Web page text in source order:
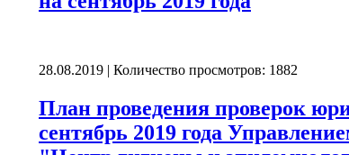
28.08.2019 | Количество просмотров: 1882
План проведения проверок
сентябрь 2019 года